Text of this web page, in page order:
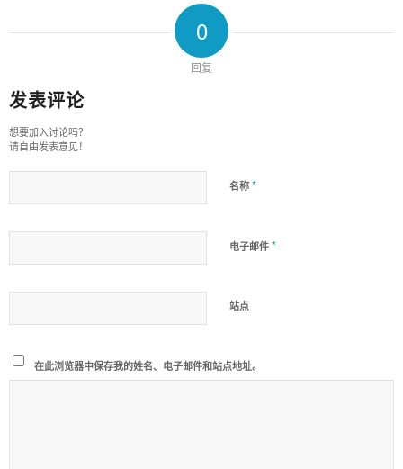
0
回复
发表评论
想要加入讨论吗？
请自由发表意见！
名称 *
电子邮件 *
站点
在此浏览器中保存我的姓名、电子邮件和站点地址。